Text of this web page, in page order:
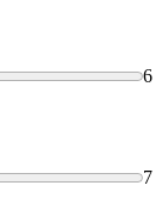
6
7